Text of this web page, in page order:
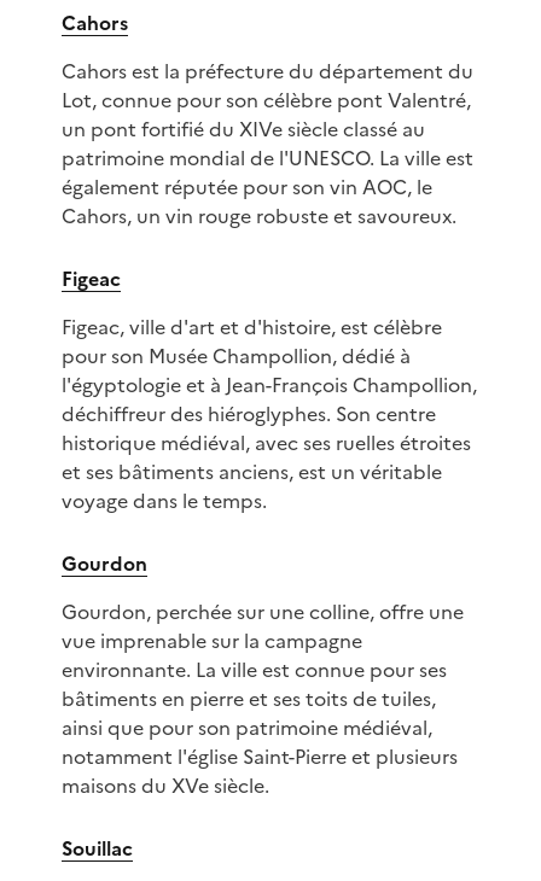
Cahors
Cahors est la préfecture du département du
Lot, connue pour son célèbre pont Valentré,
un pont fortifié du XIVe siècle classé au
patrimoine mondial de l'UNESCO. La ville est
également réputée pour son vin AOC, le
Cahors, un vin rouge robuste et savoureux.
Figeac
Figeac, ville d'art et d'histoire, est célèbre
pour son Musée Champollion, dédié à
l'égyptologie et à Jean-François Champollion,
déchiffreur des hiéroglyphes. Son centre
historique médiéval, avec ses ruelles étroites
et ses bâtiments anciens, est un véritable
voyage dans le temps.
Gourdon
Gourdon, perchée sur une colline, offre une
vue imprenable sur la campagne
environnante. La ville est connue pour ses
bâtiments en pierre et ses toits de tuiles,
ainsi que pour son patrimoine médiéval,
notamment l'église Saint-Pierre et plusieurs
maisons du XVe siècle.
Souillac